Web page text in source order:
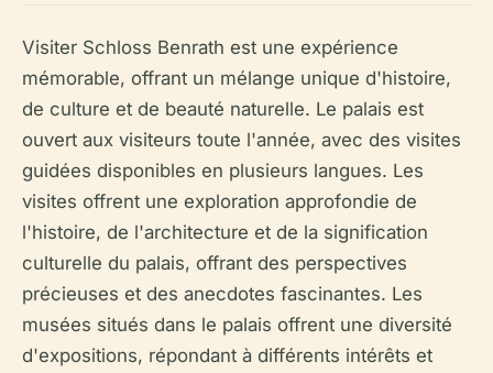
Visiter Schloss Benrath est une expérience
mémorable, offrant un mélange unique d'histoire,
de culture et de beauté naturelle. Le palais est
ouvert aux visiteurs toute l'année, avec des visites
guidées disponibles en plusieurs langues. Les
visites offrent une exploration approfondie de
l'histoire, de l'architecture et de la signification
culturelle du palais, offrant des perspectives
précieuses et des anecdotes fascinantes. Les
musées situés dans le palais offrent une diversité
d'expositions, répondant à différents intérêts et